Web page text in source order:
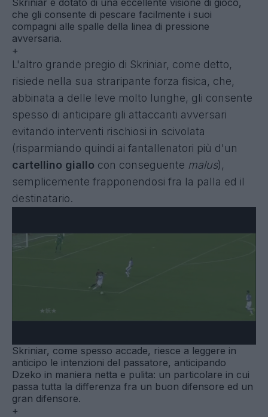
Skriniar è dotato di una eccellente visione di gioco,
che gli consente di pescare facilmente i suoi
compagni alle spalle della linea di pressione
avversaria.
+
L'altro grande pregio di Skriniar, come detto,
risiede nella sua straripante forza fisica, che,
abbinata a delle leve molto lunghe, gli consente
spesso di anticipare gli attaccanti avversari
evitando interventi rischiosi in scivolata
(risparmiando quindi ai fantallenatori più d'un
cartellino giallo con conseguente malus),
semplicemente frapponendosi fra la palla ed il
destinatario.
Skriniar, come spesso accade, riesce a leggere in
anticipo le intenzioni del passatore, anticipando
Dzeko in maniera netta e pulita: un particolare in cui
passa tutta la differenza fra un buon difensore ed un
gran difensore.
+